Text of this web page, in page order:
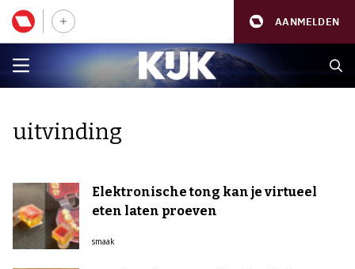
AANMELDEN
uitvinding
Elektronische tong kan je virtueel
eten laten proeven
smaak